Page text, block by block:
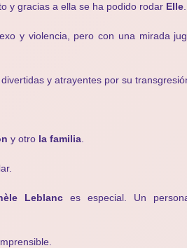
y gracias a ella se ha podido rodar Elle
y violencia, pero con una mirada
y atrayentes por su
y otro la familia
Leblanc es especial. Un